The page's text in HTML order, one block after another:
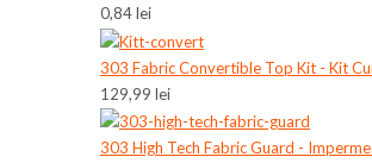
0,84 lei
303 Fabric Convertible Top Kit - Kit
129,99 lei
303 High Tech Fabric Guard -